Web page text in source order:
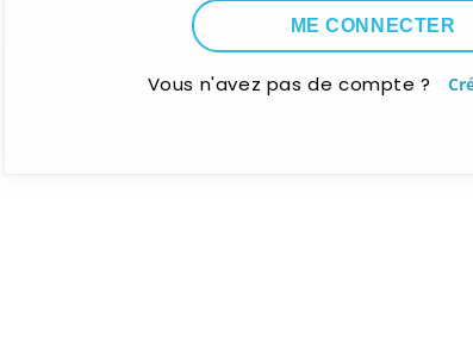
Vous n'avez pas de compte ?